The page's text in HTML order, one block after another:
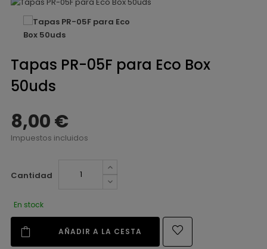
Tapas PR-05F para Eco Box
50uds
8,00 €
Impuestos incluidos
Cantidad
En stock
AÑADIR A LA CESTA